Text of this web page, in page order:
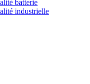
batterie
industrielle